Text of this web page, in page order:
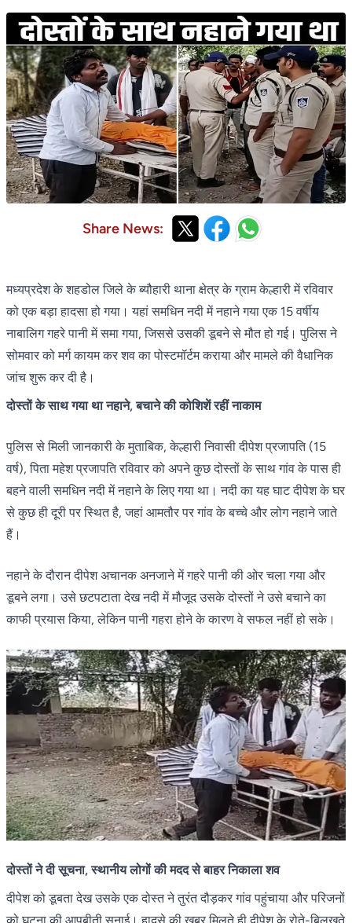
Share News:
मध्यप्रदेश के शहडोल जिले के ब्यौहारी थाना क्षेत्र के ग्राम केल्हारी में रविवार
को एक बड़ा हादसा हो गया। यहां समधिन नदी में नहाने गया एक 15 वर्षीय
नाबालिग गहरे पानी में समा गया, जिससे उसकी डूबने से मौत हो गई। पुलिस ने
सोमवार को मर्ग कायम कर शव का पोस्टमॉर्टम कराया और मामले की वैधानिक
जांच शुरू कर दी है।
दोस्तों के साथ गया था नहाने, बचाने की कोशिशें रहीं नाकाम
पुलिस से मिली जानकारी के मुताबिक, केल्हारी निवासी दीपेश प्रजापति (15
वर्ष), पिता महेश प्रजापति रविवार को अपने कुछ दोस्तों के साथ गांव के पास ही
बहने वाली समधिन नदी में नहाने के लिए गया था। नदी का यह घाट दीपेश के घर
से कुछ ही दूरी पर स्थित है, जहां आमतौर पर गांव के बच्चे और लोग नहाने जाते
हैं।
नहाने के दौरान दीपेश अचानक अनजाने में गहरे पानी की ओर चला गया और
डूबने लगा। उसे छटपटाता देख नदी में मौजूद उसके दोस्तों ने उसे बचाने का
काफी प्रयास किया, लेकिन पानी गहरा होने के कारण वे सफल नहीं हो सके।
दोस्तों ने दी सूचना, स्थानीय लोगों की मदद से बाहर निकाला शव
दीपेश को डूबता देख उसके एक दोस्त ने तुरंत दौड़कर गांव पहुंचाया और परिजनों